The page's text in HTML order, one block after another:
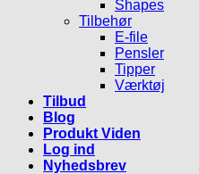
Shapes
Tilbehør
E-file
Pensler
Tipper
Værktøj
Tilbud
Blog
Produkt Viden
Log ind
Nyhedsbrev